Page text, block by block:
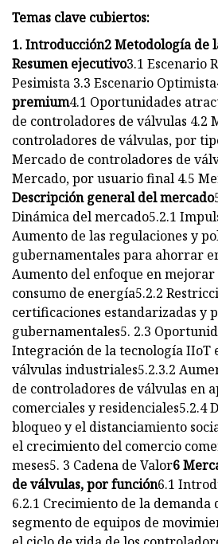
Temas clave cubiertos:
1. Introducción2 Metodología de
Resumen ejecutivo3.1 Escenario
Pesimista 3.3 Escenario Optimista
premium4.1 Oportunidades
de controladores de válvulas 4.2
controladores de válvulas, por
Mercado de controladores de
Mercado, por usuario final 4.5
Descripción general del mercado
Dinámica del mercado5.2.1
Aumento de las regulaciones y
gubernamentales para ahorrar
Aumento del enfoque en
consumo de energía5.2.2
certificaciones estandarizadas y
gubernamentales5. 2.3
Integración de la tecnología IIoT
válvulas industriales5.2.3.2
de controladores de válvulas en
comerciales y residenciales5.2.4
bloqueo y el distanciamiento
el crecimiento del comercio
meses5. 3 Cadena de Valor6
de válvulas, por función6.1
6.2.1 Crecimiento de la demanda
segmento de equipos de